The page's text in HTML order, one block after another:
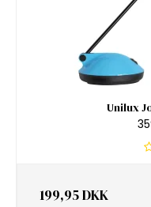
Unilux
199,95 DKK